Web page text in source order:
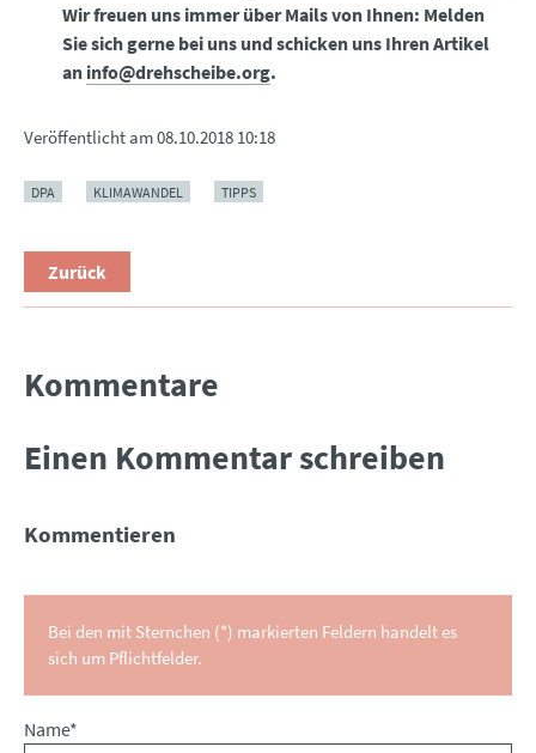
Wir freuen uns immer über Mails von Ihnen: Melden
Sie sich gerne bei uns und schicken uns Ihren Artikel
an info@drehscheibe.org.
Veröffentlicht am08.10.2018 10:18
DPA KLIMAWANDEL TIPPS
Zurück
Kommentare
Einen Kommentar schreiben
Kommentieren
Bei den mit Sternchen (*) markierten Feldern handelt es
sich um Pflichtfelder.
Pflichtfeld
Name*